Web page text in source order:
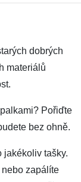
dobrých
materiálů
Pořiďte
bez ohně.
jakékoliv tašky.
zapálíte